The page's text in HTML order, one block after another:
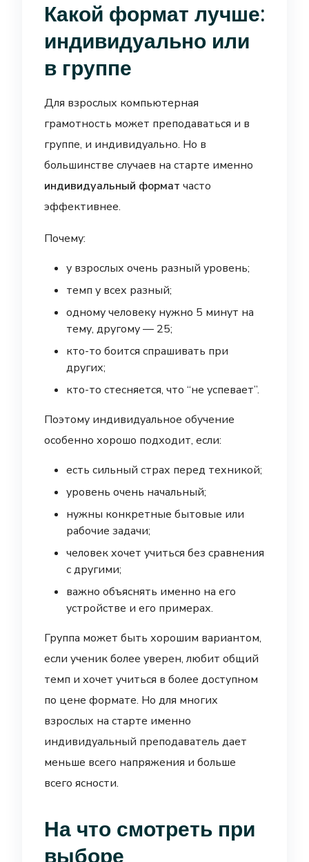
Какой формат лучше:
индивидуально или
в группе
Для взрослых компьютерная
грамотность может преподаваться и в
группе, и индивидуально. Но в
большинстве случаев на старте именно
индивидуальный формат часто
эффективнее.
Почему:
у взрослых очень разный уровень;
темп у всех разный;
одному человеку нужно 5 минут на
тему, другому — 25;
кто-то боится спрашивать при
других;
кто-то стесняется, что “не успевает”.
Поэтому индивидуальное обучение
особенно хорошо подходит, если:
есть сильный страх перед техникой;
уровень очень начальный;
нужны конкретные бытовые или
рабочие задачи;
человек хочет учиться без сравнения
с другими;
важно объяснять именно на его
устройстве и его примерах.
Группа может быть хорошим вариантом,
если ученик более уверен, любит общий
темп и хочет учиться в более доступном
по цене формате. Но для многих
взрослых на старте именно
индивидуальный преподаватель дает
меньше всего напряжения и больше
всего ясности.
На что смотреть при
выборе